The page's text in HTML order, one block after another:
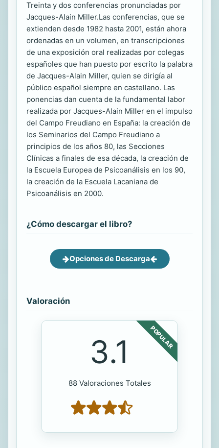
Treinta y dos conferencias pronunciadas por
Jacques-Alain Miller.Las conferencias, que se
extienden desde 1982 hasta 2001, están ahora
ordenadas en un volumen, en transcripciones
de una exposición oral realizadas por colegas
españoles que han puesto por escrito la palabra
de Jacques-Alain Miller, quien se dirigía al
público español siempre en castellano. Las
ponencias dan cuenta de la fundamental labor
realizada por Jacques-Alain Miller en el impulso
del Campo Freudiano en España: la creación de
los Seminarios del Campo Freudiano a
principios de los años 80, las Secciones
Clínicas a finales de esa década, la creación de
la Escuela Europea de Psicoanálisis en los 90,
la creación de la Escuela Lacaniana de
Psicoanálisis en 2000.
¿Cómo descargar el libro?
Opciones de Descarga
Valoración
POPULAR
3.1
88 Valoraciones Totales